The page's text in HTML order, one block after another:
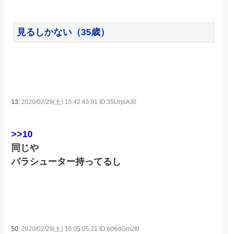
見るしかない（35歳）
13:2020/02/29(土) 15:42:43.91 ID:35UrpiAJ0
>>10
同じや
パラシューター持ってるし
50:2020/02/29(土) 16:05:05.21 ID:606dGm2I0